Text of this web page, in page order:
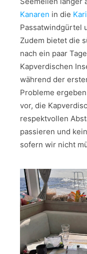
Kanaren in die
Passatwindgürtel
Zudem bietet die
nach ein paar
Kapverdischen
während der
Probleme
vor, die
respektvollen
passieren und
sofern wir nicht